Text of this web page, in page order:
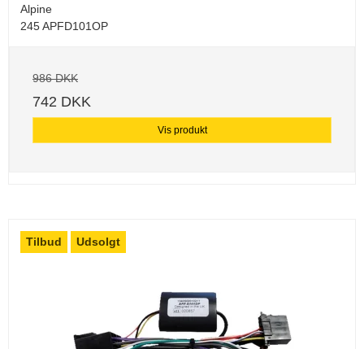
Alpine
245 APFD101OP
986 DKK
742 DKK
Vis produkt
Tilbud Udsolgt